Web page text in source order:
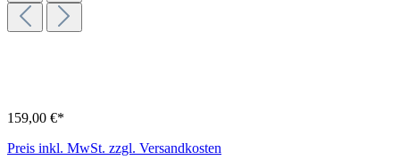
159,00 €*
Preis inkl. MwSt. zzgl. Versandkosten